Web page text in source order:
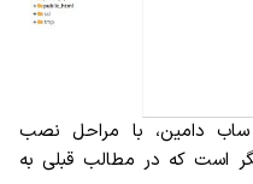
دامین، با مراحل نصب
است که در مطالب قبلی به